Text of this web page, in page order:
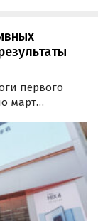
первого
март